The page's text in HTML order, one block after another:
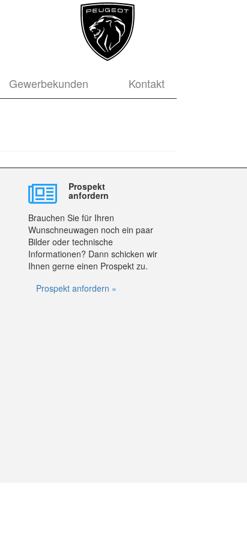
Gewerbekunden Kontakt
Prospekt
anfordern
Brauchen Sie für Ihren
Wunschneuwagen noch ein paar
Bilder oder technische
Informationen? Dann schicken wir
Ihnen gerne einen Prospekt zu.
Prospekt anfordern »